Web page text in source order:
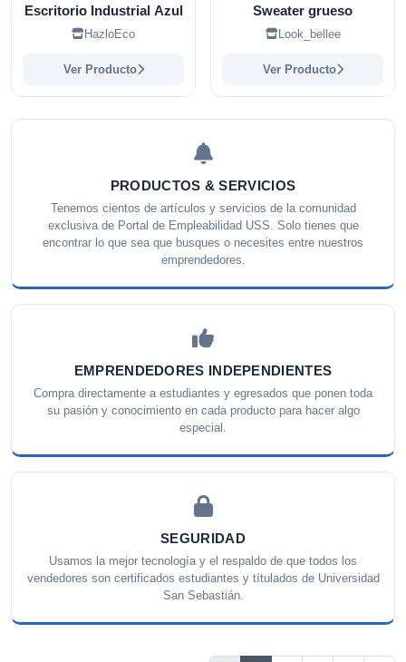
Escritorio Industrial Azul
HazloEco
Ver Producto
Sweater grueso
Look_bellee
Ver Producto
PRODUCTOS & SERVICIOS
Tenemos cientos de artículos y servicios de la comunidad
exclusiva de Portal de Empleabilidad USS. Solo tienes que
encontrar lo que sea que busques o necesites entre nuestros
emprendedores.
EMPRENDEDORES INDEPENDIENTES
Compra directamente a estudiantes y egresados que ponen toda
su pasión y conocimiento en cada producto para hacer algo
especial.
SEGURIDAD
Usamos la mejor tecnología y el respaldo de que todos los
vendedores son certificados estudiantes y títulados de Universidad
San Sebastián.